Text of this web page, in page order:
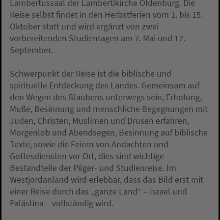
Lambertussaal der Lambertikirche Oldenburg. Die
Reise selbst findet in den Herbstferien vom 1. bis 15.
Oktober statt und wird ergänzt von zwei
vorbereitenden Studientagen am 7. Mai und 17.
September.
Schwerpunkt der Reise ist die biblische und
spirituelle Entdeckung des Landes. Gemeinsam auf
den Wegen des Glaubens unterwegs sein, Erholung,
Muße, Besinnung und menschliche Begegnungen mit
Juden, Christen, Muslimen und Drusen erfahren,
Morgenlob und Abendsegen, Besinnung auf biblische
Texte, sowie die Feiern von Andachten und
Gottesdiensten vor Ort, dies sind wichtige
Bestandteile der Pilger- und Studienreise. Im
Westjordanland wird erlebbar, dass das Bild erst mit
einer Reise durch das „ganze Land“ – Israel und
Palästina – vollständig wird.